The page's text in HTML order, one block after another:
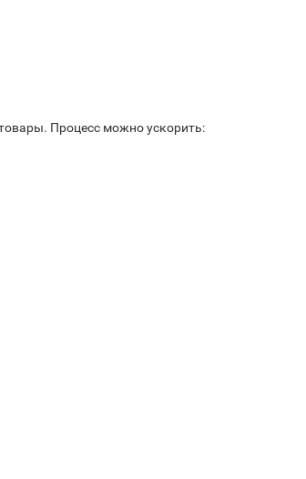
Процесс можно ускорить: